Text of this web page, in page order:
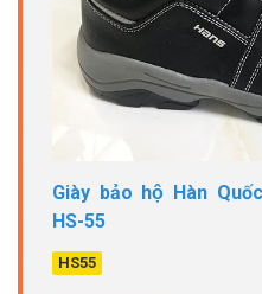
Giày bảo hộ Hàn
HS-55
HS55